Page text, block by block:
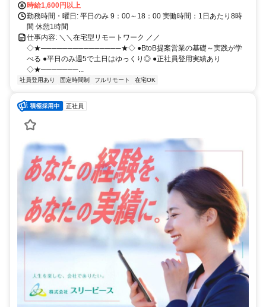
時給1,600円以上
勤務時間・曜日: 平日のみ 9：00～18：00 実働時間：1日あたり8時
間 休憩1時間
仕事内容: ＼＼在宅型リモートワーク ／／
◇★───────────────★◇ ●BtoB提案営業の基礎～実践が学
べる ●平日のみ週5で土日はゆっくり◎ ●正社員登用実績あり
◇★───────...
社員登用あり 固定時間制 フルリモート 在宅OK
正社員